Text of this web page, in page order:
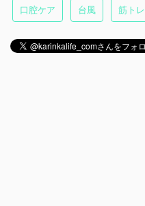
口腔ケア 台風 筋トレ